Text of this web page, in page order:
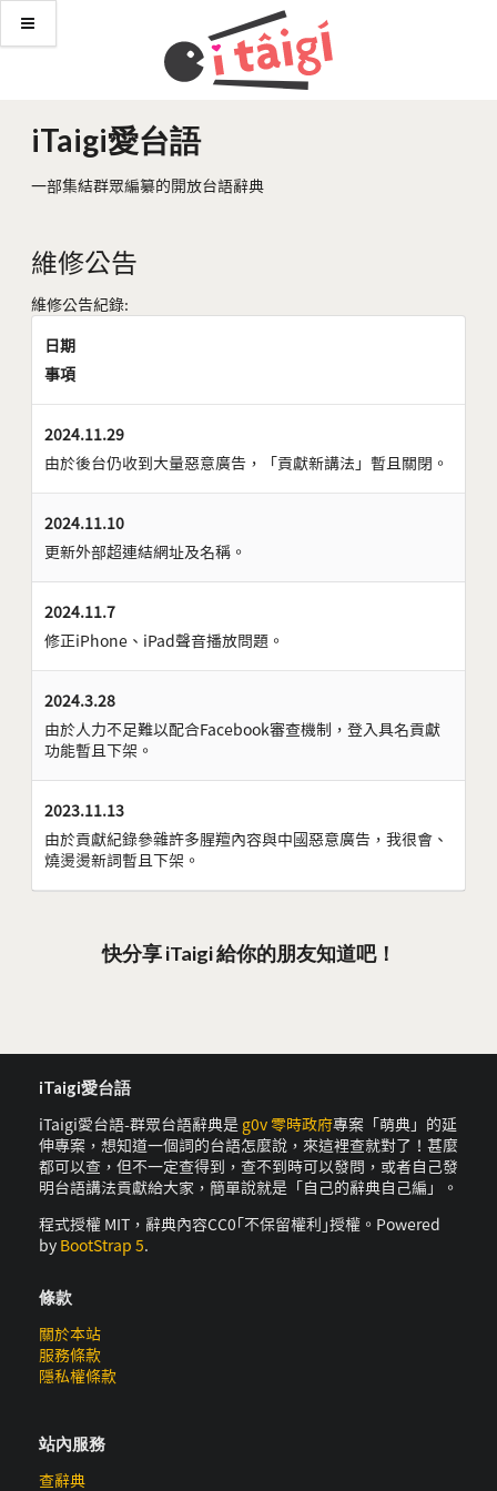
iTaigi愛台語
一部集結群眾編纂的開放台語辭典
維修公告
維修公告紀錄:
日期
事項
2024.11.29
由於後台仍收到大量惡意廣告，「貢獻新講法」暫且關閉。
2024.11.10
更新外部超連結網址及名稱。
2024.11.7
修正iPhone、iPad聲音播放問題。
2024.3.28
由於人力不足難以配合Facebook審查機制，登入具名貢獻
功能暫且下架。
2023.11.13
由於貢獻紀錄參雜許多腥羶內容與中國惡意廣告，我很會、
燒燙燙新詞暫且下架。
快分享 iTaigi 給你的朋友知道吧！
iTaigi愛台語
iTaigi愛台語-群眾台語辭典是 g0v 零時政府專案「萌典」的延
伸專案，想知道一個詞的台語怎麼說，來這裡查就對了！甚麼
都可以查，但不一定查得到，查不到時可以發問，或者自己發
明台語講法貢獻給大家，簡單說就是「自己的辭典自己編」。
程式授權 MIT，辭典內容CC0｢不保留權利｣授權。Powered
by BootStrap 5.
條款
關於本站
服務條款
隱私權條款
站內服務
查辭典